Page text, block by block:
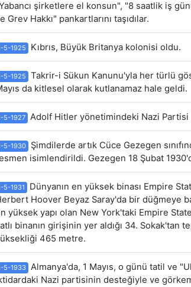
şirketlere el konsun", "8 saatlik iş
Grev Hakkı" pankartlarını taşıdılar.
5-1925 Kıbrıs, Büyük Britanya kolonisi oldu.
5-1925
Takrir-i Sükun Kanunu'yla her türlü
da kitlesel olarak kutlanamaz hale geldi.
5-1927 Adolf Hitler yönetimindeki Nazi Partisi
5-1930
Şimdilerde artık Cüce Gezegen
isimlendirildi. Gezegen 18 Şubat
5-1931
Dünyanın en yüksek binası Empire
Hoover Beyaz Saray'da bir düğmeye
yüksek yapı olan New York'taki Empire State
binanın girişinin yer aldığı 34. Sokak'tan
465 metre.
5-1933 Almanya'da, 1 Mayıs, o günü tatil ve
Nazi partisinin desteğiyle ve